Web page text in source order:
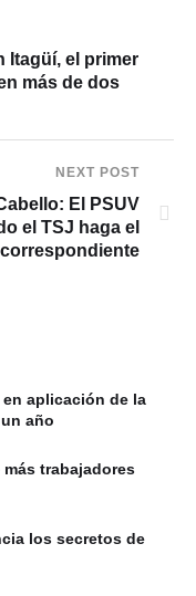
Itagüí, el primer
más de dos
NEXT POST
El PSUV
el TSJ haga el
correspondiente
aplicación de la
año
trabajadores
los secretos de